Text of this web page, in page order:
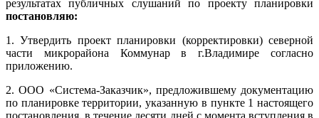
результатах публичных слушаний по проекту планировки
постановляю:
1. Утвердить проект планировки (корректировки) северной
части микрорайона Коммунар в г.Владимире согласно
приложению.
2. ООО «Система-Заказчик», предложившему документацию
по планировке территории, указанную в пункте 1 настоящего
постановления, в течение десяти дней с момента вступления в